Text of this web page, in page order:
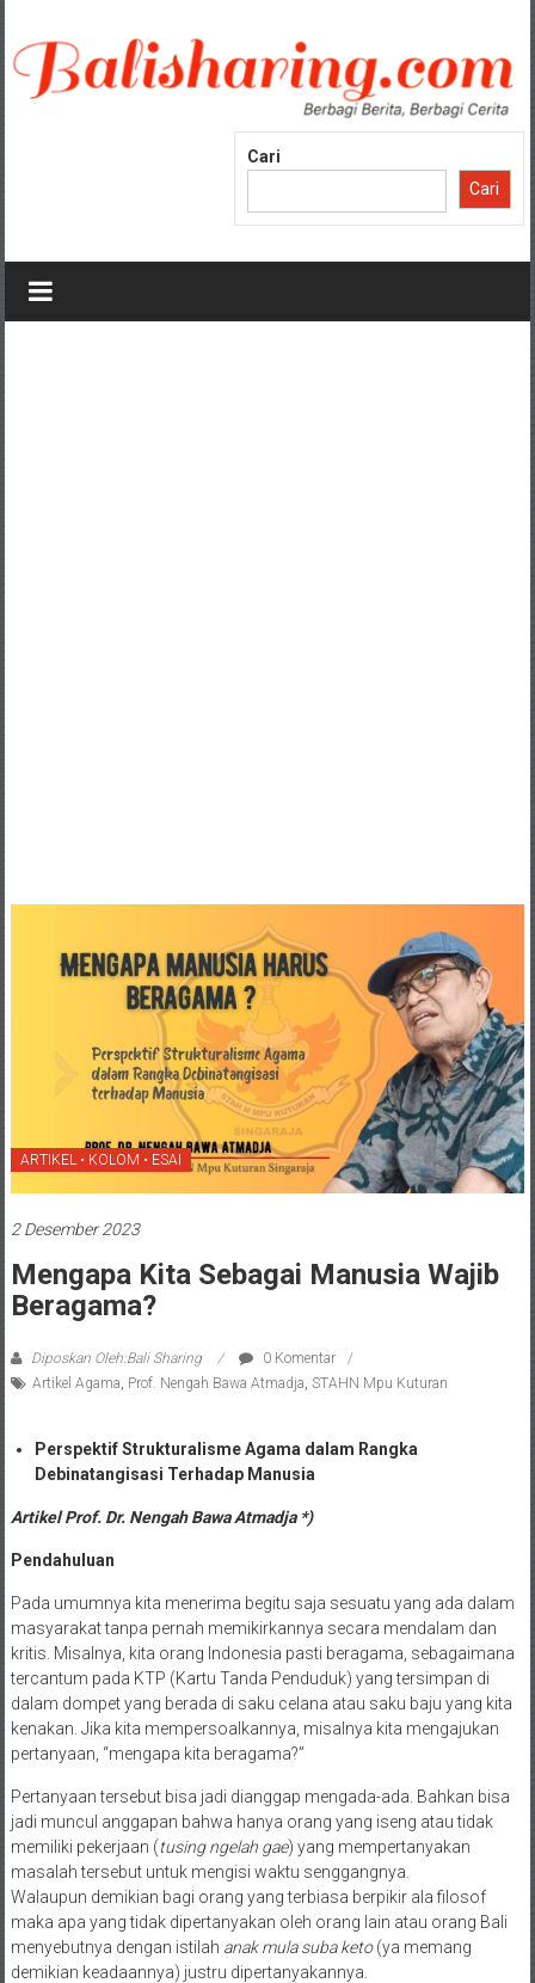
konten
Cari
Cari
ARTIKEL • KOLOM • ESAI
2 Desember 2023
Mengapa Kita Sebagai Manusia Wajib
Beragama?
Diposkan Oleh:Bali Sharing
0 Komentar
Artikel Agama, Prof. Nengah Bawa Atmadja, STAHN Mpu Kuturan
Perspektif Strukturalisme Agama dalam Rangka
Debinatangisasi Terhadap Manusia
Artikel Prof. Dr. Nengah Bawa Atmadja *)
Pendahuluan
Pada umumnya kita menerima begitu saja sesuatu yang ada dalam
masyarakat tanpa pernah memikirkannya secara mendalam dan
kritis. Misalnya, kita orang Indonesia pasti beragama, sebagaimana
tercantum pada KTP (Kartu Tanda Penduduk) yang tersimpan di
dalam dompet yang berada di saku celana atau saku baju yang kita
kenakan. Jika kita mempersoalkannya, misalnya kita mengajukan
pertanyaan, “mengapa kita beragama?”
Pertanyaan tersebut bisa jadi dianggap mengada-ada. Bahkan bisa
jadi muncul anggapan bahwa hanya orang yang iseng atau tidak
memiliki pekerjaan (tusing ngelah gae) yang mempertanyakan
masalah tersebut untuk mengisi waktu senggangnya.
Walaupun demikian bagi orang yang terbiasa berpikir ala filosof
maka apa yang tidak dipertanyakan oleh orang lain atau orang Bali
menyebutnya dengan istilah anak mula suba keto(ya memang
demikian keadaannya) justru dipertanyakannya.